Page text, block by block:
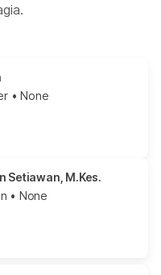
• None
Setiawan, M.Kes.
• None